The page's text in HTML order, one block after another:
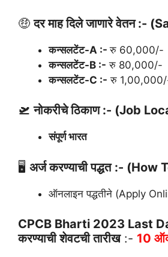
🤑दर माह दिले जाणारे वेतन :-
कन्सलटेंट-A :-रु 60,000/-
कन्सलटेंट-B :- रु 80,000/-
कन्सलटेंट-C :- रु
🛫 नोकरीचे ठिकाण :- (Job
संपूर्ण भारत
🖥 अर्ज करण्याची पद्धत :- (How
ऑनलाइन पद्धतीने (Apply
CPCB Bharti 2023 Last
करण्याची शेवटची तारीख:- 10